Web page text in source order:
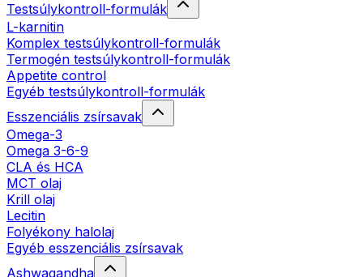
Testsúlykontroll-formulák
L-karnitin
Komplex testsúlykontroll-formulák
Termogén testsúlykontroll-formulák
Appetite control
Egyéb testsúlykontroll-formulák
Esszenciális zsírsavak
Omega-3
Omega 3-6-9
CLA és HCA
MCT olaj
Krill olaj
Lecitin
Folyékony halolaj
Egyéb esszenciális zsírsavak
Ashwagandha